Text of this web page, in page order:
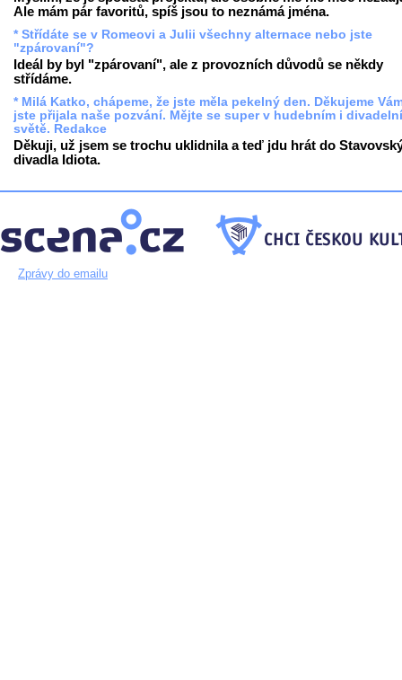
Ale mám pár favoritů, spíš jsou to neznámá jména.
* Střídáte se v Romeovi a Julii všechny alternace nebo jste
"zpárovaní"?
Ideál by byl "zpárovaní", ale z provozních důvodů se někdy
střídáme.
* Milá Katko, chápeme, že jste měla pekelný den. Děkujeme
jste přijala naše pozvání. Mějte se super v hudebním i
světě. Redakce
Děkuji, už jsem se trochu uklidnila a teď jdu hrát do
divadla Idiota.
Zprávy do emailu